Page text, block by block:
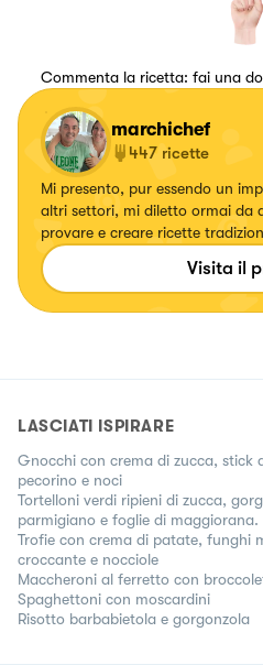
Commenta la ricetta: fai una
marchichef
447 ricette
Mi presento, pur essendo un
altri settori, mi diletto ormai da
provare e creare ricette
futuro l'idea di creare un Brand
Visita il
LASCIATI ISPIRARE
Gnocchi con crema di zucca, stick
pecorino e noci
Tortelloni verdi ripieni di zucca,
parmigiano e foglie di maggiorana.
Trofie con crema di patate, funghi
croccante e nocciole
Maccheroni al ferretto con
Spaghettoni con moscardini
Risotto barbabietola e gorgonzola